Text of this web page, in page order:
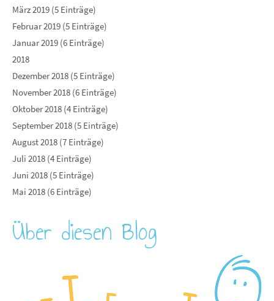
März 2019 (5 Einträge)
Februar 2019 (5 Einträge)
Januar 2019 (6 Einträge)
2018
Dezember 2018 (5 Einträge)
November 2018 (6 Einträge)
Oktober 2018 (4 Einträge)
September 2018 (5 Einträge)
August 2018 (7 Einträge)
Juli 2018 (4 Einträge)
Juni 2018 (5 Einträge)
Mai 2018 (6 Einträge)
Über diesen Blog